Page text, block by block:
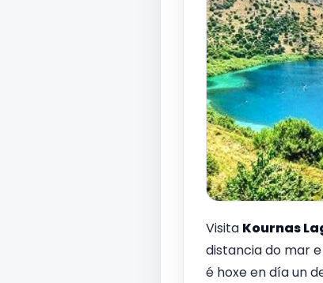
Visita Kournas
distancia do mar
é hoxe en día un